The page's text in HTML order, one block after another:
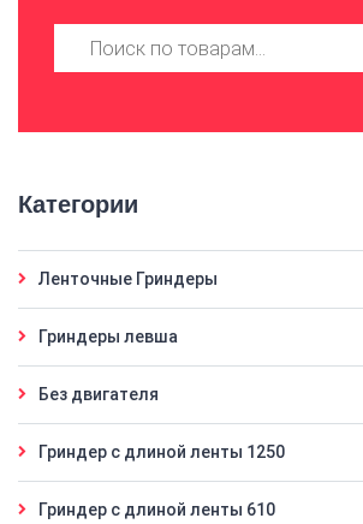
Искать:
Категории
Ленточные Гриндеры
Гриндеры левша
Без двигателя
Гриндер с длиной ленты 1250
Гриндер с длиной ленты 610